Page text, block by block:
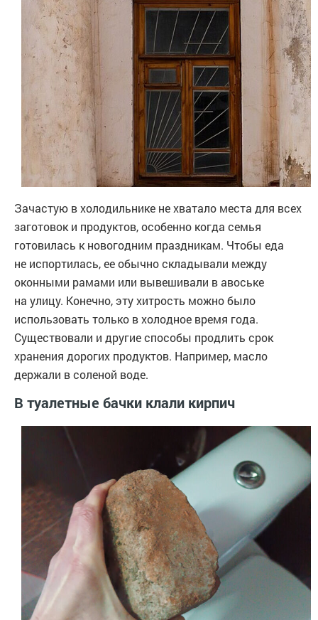
Зачастую в холодильнике не хватало места для всех
заготовок и продуктов, особенно когда семья
готовилась к новогодним праздникам. Чтобы еда
не испортилась, ее обычно складывали между
оконными рамами или вывешивали в авоське
на улицу. Конечно, эту хитрость можно было
использовать только в холодное время года.
Существовали и другие способы продлить срок
хранения дорогих продуктов. Например, масло
держали в соленой воде.
В туалетные бачки клали кирпич